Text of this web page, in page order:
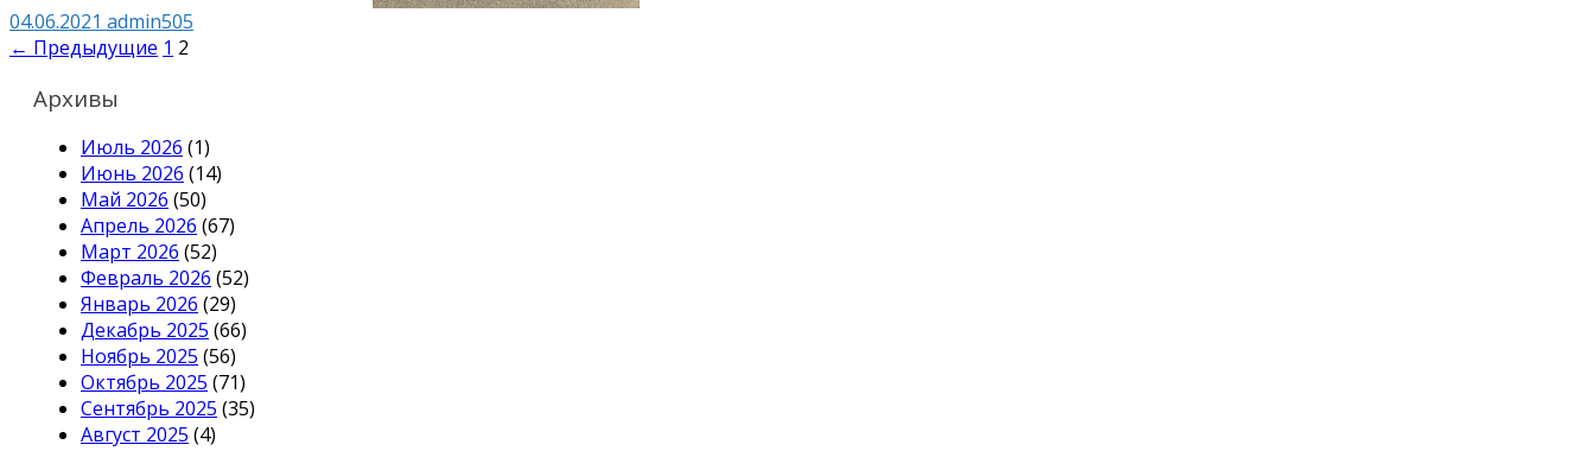
04.06.2021 admin505
Навигация
записям
← Предыдущие 1 2
Архивы
Июль 2026 (1)
Июнь 2026 (14)
Май 2026 (50)
Апрель 2026 (67)
Март 2026 (52)
Февраль 2026 (52)
Январь 2026 (29)
Декабрь 2025 (66)
Ноябрь 2025 (56)
Октябрь 2025 (71)
Сентябрь 2025 (35)
Август 2025 (4)